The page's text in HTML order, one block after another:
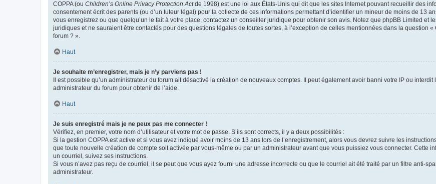
COPPA (ou Children’s Online Privacy Protection Actde 1998) est une loi aux États-Unis qui dit que les sites Internet pouvant recueillir des
consentement écrit des parents (ou d’un tuteur légal) pour la collecte de ces informations permettant d’identifier un mineur de moins de 13
vous enregistrez ou que quelqu’un le fait à votre place, contactez un conseiller juridique pour obtenir son avis. Notez que phpBB Limited et
juridiques et ne sauraient être contactés pour des questions légales de toutes sortes, à l’exception de celles mentionnées dans la question
forum ? ».
Haut
Je souhaite m’enregistrer, mais je n’y parviens pas !
Il est possible qu’un administrateur du forum ait désactivé la création de nouveaux comptes. Il peut également avoir banni votre IP ou
administrateur du forum pour obtenir de l’aide.
Haut
Je suis enregistré mais je ne peux pas me connecter !
Vérifiez, en premier, votre nom d’utilisateur et votre mot de passe. S’ils sont corrects, il y a deux possibilités :
Si la gestion COPPA est active et si vous avez indiqué avoir moins de 13 ans lors de l’enregistrement, alors vous devrez suivre les
que toute nouvelle création de compte soit activée par vous-même ou par un administrateur avant que vous puissiez vous connecter. Cette
un courriel, suivez ses instructions.
Si vous n’avez pas reçu de courriel, il se peut que vous ayez fourni une adresse incorrecte ou que le courriel ait été traité par un filtre anti-
administrateur.